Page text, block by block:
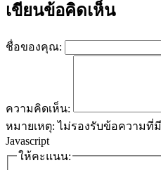
เขียนข้อคิดเห็น
ชื่อของคุณ:
ความคิดเห็น:
หมายเหตุ: ไม่รองรับข้อความที่มี
Javascript
ให้คะแนน: